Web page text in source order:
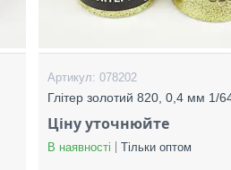
078202
Глітер золотий 820, 0,4 мм 1/
Ціну уточнюйте
В наявності Тільки оптом